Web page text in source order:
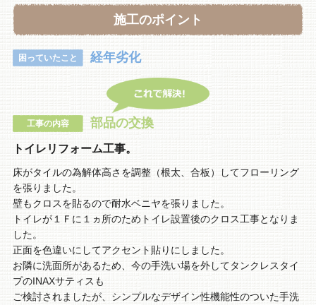
施工のポイント
困っていたこと 経年劣化
工事の内容 部品の交換
トイレリフォーム工事。
床がタイルの為解体高さを調整（根太、合板）してフローリング
を張りました。
壁もクロスを貼るので耐水ベニヤを張りました。
トイレが１Ｆに１ヵ所のためトイレ設置後のクロス工事となりま
した。
正面を色違いにしてアクセント貼りにしました。
お隣に洗面所があるため、今の手洗い場を外してタンクレスタイ
プのINAXサティスも
ご検討されましたが、シンプルなデザイン性機能性のついた手洗